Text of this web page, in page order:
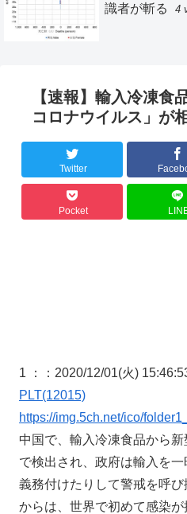
識者が斬る
4
【速報】輸入冷凍食
コロナウイルス」が
Twitter
Pocket
1 ： ：2020/12/01(火)
PLT(12015)
https://img.5ch.net/ico/
中国で、輸入冷凍食品から
で検出され、政府は輸入を
義務付けたりして警戒を呼
からは、世界で初めて感染